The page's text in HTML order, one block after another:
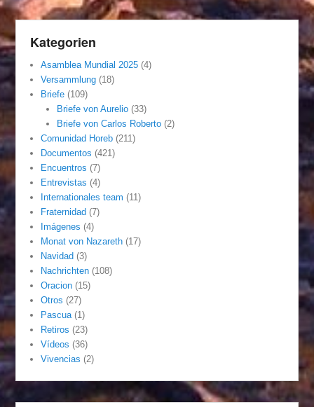
Kategorien
Asamblea Mundial 2025 (4)
Versammlung (18)
Briefe (109)
Briefe von Aurelio(33)
Briefe von Carlos Roberto(2)
Comunidad Horeb (211)
Documentos (421)
Encuentros (7)
Entrevistas (4)
Internationales team (11)
Fraternidad (7)
Imágenes (4)
Monat von Nazareth (17)
Navidad (3)
Nachrichten (108)
Oracion (15)
Otros (27)
Pascua (1)
Retiros (23)
Vídeos (36)
Vivencias (2)